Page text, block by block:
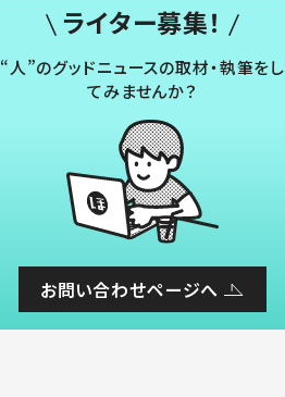
ライター募集！
“人”のグッドニュースの取材・執筆をし
てみませんか？
お問い合わせページへ